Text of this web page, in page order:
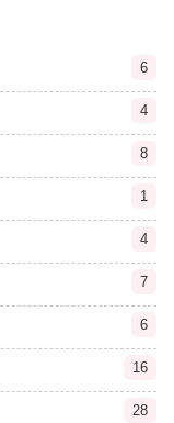
6
4
8
1
4
7
6
16
28